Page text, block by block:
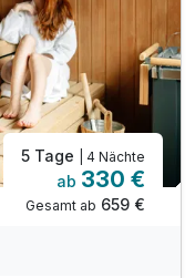
5 Tage | 4 Nächte
ab 330 €
Gesamt ab 659 €